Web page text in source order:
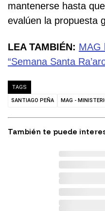
mantenerse hasta
evalúen la propuesta
LEA TAMBIÉN: MAG
“Semana Santa
TAGS
SANTIAGO PEÑA MAG -
También te puede